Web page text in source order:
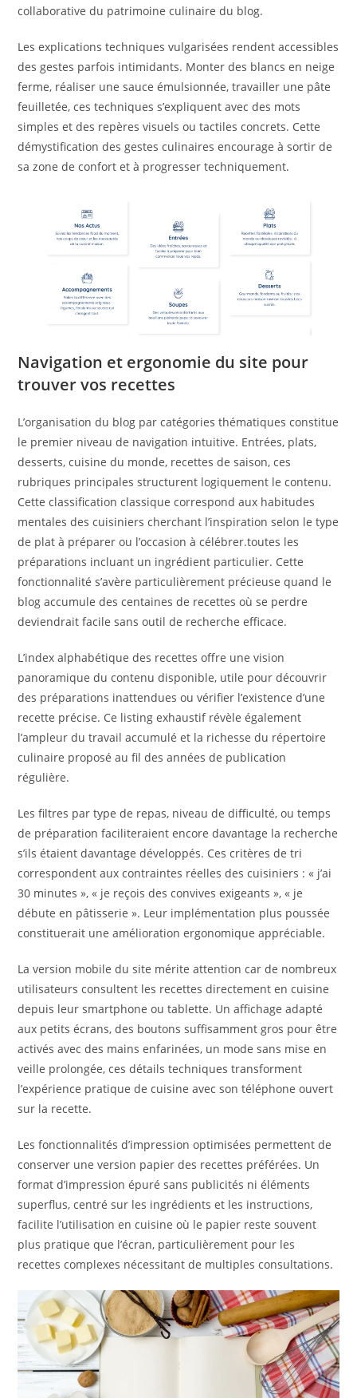
collaborative du patrimoine culinaire du blog.
Les explications techniques vulgarisées rendent accessibles
des gestes parfois intimidants. Monter des blancs en neige
ferme, réaliser une sauce émulsionnée, travailler une pâte
feuilletée, ces techniques s’expliquent avec des mots
simples et des repères visuels ou tactiles concrets. Cette
démystification des gestes culinaires encourage à sortir de
sa zone de confort et à progresser techniquement.
Navigation et ergonomie du site pour
trouver vos recettes
L’organisation du blog par catégories thématiques constitue
le premier niveau de navigation intuitive. Entrées, plats,
desserts, cuisine du monde, recettes de saison, ces
rubriques principales structurent logiquement le contenu.
Cette classification classique correspond aux habitudes
mentales des cuisiniers cherchant l’inspiration selon le type
de plat à préparer ou l’occasion à célébrer.toutes les
préparations incluant un ingrédient particulier. Cette
fonctionnalité s’avère particulièrement précieuse quand le
blog accumule des centaines de recettes où se perdre
deviendrait facile sans outil de recherche efficace.
L’index alphabétique des recettes offre une vision
panoramique du contenu disponible, utile pour découvrir
des préparations inattendues ou vérifier l’existence d’une
recette précise. Ce listing exhaustif révèle également
l’ampleur du travail accumulé et la richesse du répertoire
culinaire proposé au fil des années de publication
régulière.
Les filtres par type de repas, niveau de difficulté, ou temps
de préparation faciliteraient encore davantage la recherche
s’ils étaient davantage développés. Ces critères de tri
correspondent aux contraintes réelles des cuisiniers : « j’ai
30 minutes », « je reçois des convives exigeants », « je
débute en pâtisserie ». Leur implémentation plus poussée
constituerait une amélioration ergonomique appréciable.
La version mobile du site mérite attention car de nombreux
utilisateurs consultent les recettes directement en cuisine
depuis leur smartphone ou tablette. Un affichage adapté
aux petits écrans, des boutons suffisamment gros pour être
activés avec des mains enfarinées, un mode sans mise en
veille prolongée, ces détails techniques transforment
l’expérience pratique de cuisine avec son téléphone ouvert
sur la recette.
Les fonctionnalités d’impression optimisées permettent de
conserver une version papier des recettes préférées. Un
format d’impression épuré sans publicités ni éléments
superflus, centré sur les ingrédients et les instructions,
facilite l’utilisation en cuisine où le papier reste souvent
plus pratique que l’écran, particulièrement pour les
recettes complexes nécessitant de multiples consultations.